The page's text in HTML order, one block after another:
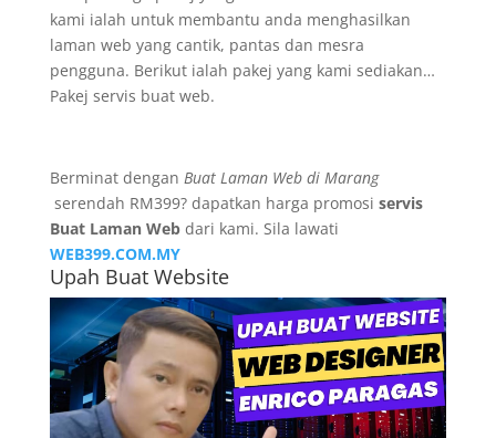
kami ialah untuk membantu anda menghasilkan
laman web yang cantik, pantas dan mesra
pengguna. Berikut ialah pakej yang kami sediakan…
Pakej servis buat web.
Berminat dengan Buat Laman Web di Marang
serendah RM399? dapatkan harga promosi servis
Buat Laman Webdari kami. Sila lawati
WEB399.COM.MY
Upah Buat Website